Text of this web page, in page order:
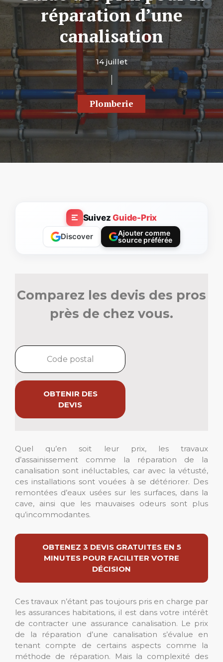
réparation d’une
canalisation
14 juillet
Plomberie
SuivezGuide-Prix
Discover
Ajouter comme
source préférée
Comparez les devis des pros
près de chez vous.
OBTENIR DES
DEVIS
Quel qu’en soit leur prix, les travaux
d’assainissement comme la réparation de la
canalisation sont inéluctables, car avec la vétusté,
ces installations sont vouées à se détériorer. Des
remontées d’eaux usées sur les surfaces, dans la
cave, ainsi que les mauvaises odeurs sont plus
qu’incommodantes.
OBTENEZ 3 DEVIS GRATUITES EN 5
MINUTES POUR FACILITER VOTRE
DÉCISION
Ces travaux n’étant pas toujours pris en charge par
les assurances habitations, il est dans votre intérêt
de contracter une assurance canalisation. Le prix
de la réparation d’une canalisation s’évalue en
tenant compte de certains aspects comme la
méthode de réparation. Mais la complexité des